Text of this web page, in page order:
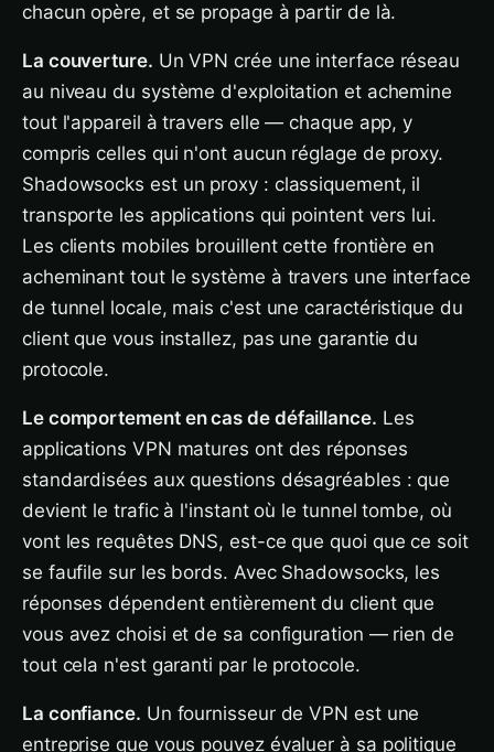
chacun opère, et se propage à partir de là.
La couverture. Un VPN crée une interface réseau
au niveau du système d'exploitation et achemine
tout l'appareil à travers elle — chaque app, y
compris celles qui n'ont aucun réglage de proxy.
Shadowsocks est un proxy : classiquement, il
transporte les applications qui pointent vers lui.
Les clients mobiles brouillent cette frontière en
acheminant tout le système à travers une interface
de tunnel locale, mais c'est une caractéristique du
client que vous installez, pas une garantie du
protocole.
Le comportement en cas de défaillance. Les
applications VPN matures ont des réponses
standardisées aux questions désagréables : que
devient le trafic à l'instant où le tunnel tombe, où
vont les requêtes DNS, est-ce que quoi que ce soit
se faufile sur les bords. Avec Shadowsocks, les
réponses dépendent entièrement du client que
vous avez choisi et de sa configuration — rien de
tout cela n'est garanti par le protocole.
La confiance. Un fournisseur de VPN est une
entreprise que vous pouvez évaluer à sa politique